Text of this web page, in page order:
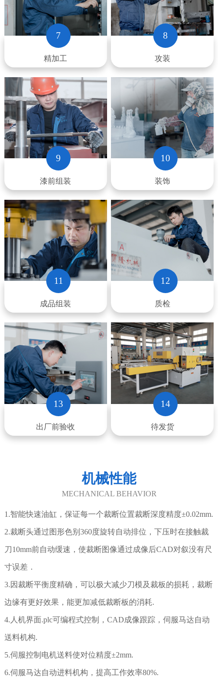
7
精加工
8
攻装
9
漆前组装
10
装饰
11
成品组装
12
质检
13
出厂前验收
14
待发货
机械性能
MECHANICAL BEHAVIOR
1.智能快速油缸，保证每一个裁断位置裁断深度精度±0.02mm.
2.裁断头通过图形色别360度旋转自动排位，下压时在接触裁
刀10mm前自动缓速，使裁断图像通过成像后CAD对叙没有尺
寸误差．
3.因裁断平衡度精确，可以极大减少刀模及裁板的损耗，裁断
边缘有更好效果，能更加减低裁断板的消耗.
4.人机界面.plc可编程式控制，CAD成像跟踪，伺服马达自动
送料机构.
5.伺服控制电机送料使对位精度±2mm.
6.伺服马达自动进料机构，提高工作效率80%.